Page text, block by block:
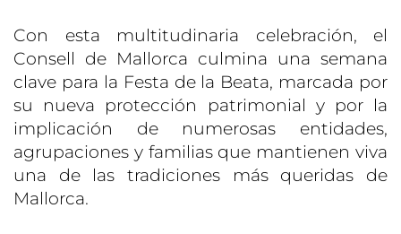
Con esta multitudinaria celebración, el
Consell de Mallorca culmina una semana
clave para la Festa de la Beata, marcada por
su nueva protección patrimonial y por la
implicación de numerosas entidades,
agrupaciones y familias que mantienen viva
una de las tradiciones más queridas de
Mallorca.